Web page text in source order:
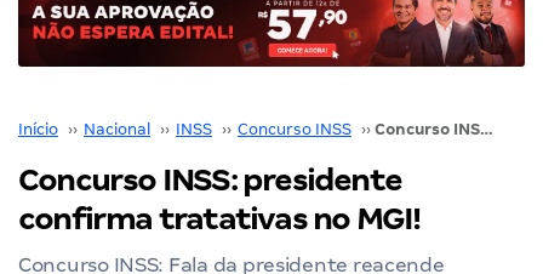
Início ›› Nacional ›› INSS ›› Concurso INSS ›› Concurso INSS: presidente confirma tratativas no MGI!
Concurso INSS: presidente
confirma tratativas no MGI!
Concurso INSS: Fala da presidente reacende